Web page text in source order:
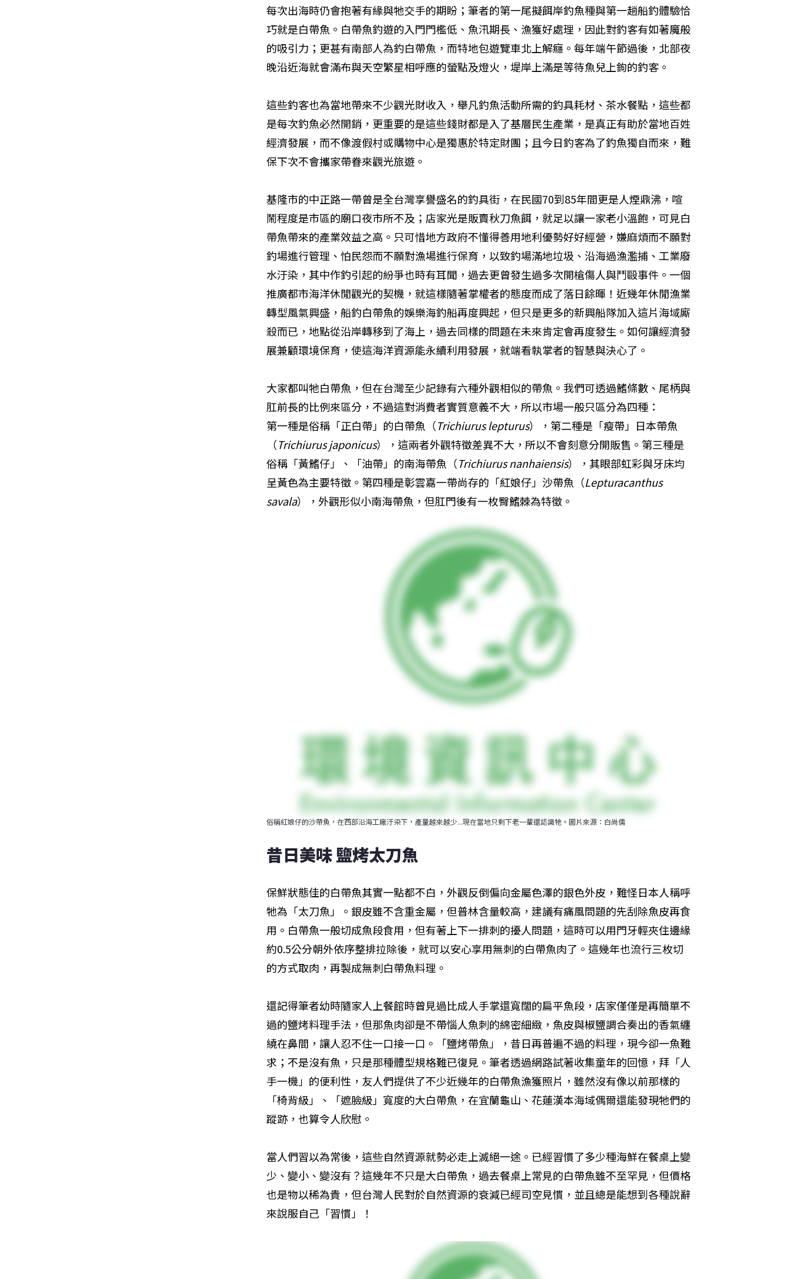
每次出海時仍會抱著有緣與牠交手的期盼；筆者的第一尾擬餌岸釣魚種與第一趟船釣體驗恰
巧就是白帶魚。白帶魚釣遊的入門門檻低、魚汛期長、漁獲好處理，因此對釣客有如著魔般
的吸引力；更甚有南部人為釣白帶魚，而特地包遊覽車北上解癮。每年端午節過後，北部夜
晚沿近海就會滿布與天空繁星相呼應的螢點及燈火，堤岸上滿是等待魚兒上鉤的釣客。
這些釣客也為當地帶來不少觀光財收入，舉凡釣魚活動所需的釣具耗材、茶水餐點，這些都
是每次釣魚必然開銷，更重要的是這些錢財都是入了基層民生產業，是真正有助於當地百姓
經濟發展，而不像渡假村或購物中心是獨惠於特定財團；且今日釣客為了釣魚獨自而來，難
保下次不會攜家帶眷來觀光旅遊。
基隆市的中正路一帶曾是全台灣享譽盛名的釣具街，在民國70到85年間更是人煙鼎沸，喧
鬧程度是市區的廟口夜市所不及；店家光是販賣秋刀魚餌，就足以讓一家老小溫飽，可見白
帶魚帶來的產業效益之高。只可惜地方政府不懂得善用地利優勢好好經營，嫌麻煩而不願對
釣場進行管理、怕民怨而不願對漁場進行保育，以致釣場滿地垃圾、沿海過漁濫捕、工業廢
水汙染，其中作釣引起的紛爭也時有耳聞，過去更曾發生過多次開槍傷人與鬥毆事件。一個
推廣都市海洋休閒觀光的契機，就這樣隨著掌權者的態度而成了落日餘暉！近幾年休閒漁業
轉型風氣興盛，船釣白帶魚的娛樂海釣船再度興起，但只是更多的新興船隊加入這片海域廝
殺而已，地點從沿岸轉移到了海上，過去同樣的問題在未來肯定會再度發生。如何讓經濟發
展兼顧環境保育，使這海洋資源能永續利用發展，就端看執掌者的智慧與決心了。
大家都叫牠白帶魚，但在台灣至少記錄有六種外觀相似的帶魚。我們可透過鰭條數、尾柄與
肛前長的比例來區分，不過這對消費者實質意義不大，所以市場一般只區分為四種：
第一種是俗稱「正白帶」的白帶魚（Trichiurus lepturus），第二種是「瘦帶」日本帶魚
（Trichiurus japonicus），這兩者外觀特徵差異不大，所以不會刻意分開販售。第三種是
俗稱「黃鰭仔」、「油帶」的南海帶魚（Trichiurus nanhaiensis），其眼部虹彩與牙床均
呈黃色為主要特徵。第四種是彰雲嘉一帶尚存的「紅娘仔」沙帶魚（Lepturacanthus
savala），外觀形似小南海帶魚，但肛門後有一枚臀鰭棘為特徵。
俗稱紅娘仔的沙帶魚，在西部沿海工廠汙染下，產量越來越少...現在當地只剩下老一輩還認識牠。圖片來源：白尚儒
昔日美味 鹽烤太刀魚
保鮮狀態佳的白帶魚其實一點都不白，外觀反倒偏向金屬色澤的銀色外皮，難怪日本人稱呼
牠為「太刀魚」。銀皮雖不含重金屬，但普林含量較高，建議有痛風問題的先刮除魚皮再食
用。白帶魚一般切成魚段食用，但有著上下一排刺的擾人問題，這時可以用門牙輕夾住邊緣
約0.5公分朝外依序整排拉除後，就可以安心享用無刺的白帶魚肉了。這幾年也流行三枚切
的方式取肉，再製成無刺白帶魚料理。
還記得筆者幼時隨家人上餐館時曾見過比成人手掌還寬闊的扁平魚段，店家僅僅是再簡單不
過的鹽烤料理手法，但那魚肉卻是不帶惱人魚刺的綿密細緻，魚皮與椒鹽調合奏出的香氣纏
繞在鼻間，讓人忍不住一口接一口。「鹽烤帶魚」，昔日再普遍不過的料理，現今卻一魚難
求；不是沒有魚，只是那種體型規格難已復見。筆者透過網路試著收集童年的回憶，拜「人
手一機」的便利性，友人們提供了不少近幾年的白帶魚漁獲照片，雖然沒有像以前那樣的
「椅背級」、「遮臉級」寬度的大白帶魚，在宜蘭龜山、花蓮漢本海域偶爾還能發現牠們的
蹤跡，也算令人欣慰。
當人們習以為常後，這些自然資源就勢必走上滅絕一途。已經習慣了多少種海鮮在餐桌上變
少、變小、變沒有？這幾年不只是大白帶魚，過去餐桌上常見的白帶魚雖不至罕見，但價格
也是物以稀為貴，但台灣人民對於自然資源的衰減已經司空見慣，並且總是能想到各種說辭
來說服自己「習慣」！